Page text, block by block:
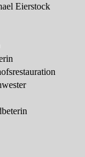
Eierstock